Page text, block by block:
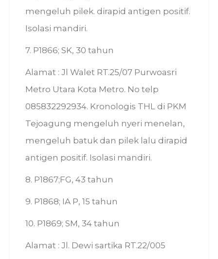
mengeluh pilek. dirapid antigen positif.
Isolasi mandiri.
7. P1866; SK, 30 tahun
Alamat : Jl Walet RT.25/07 Purwoasri
Metro Utara Kota Metro. No telp
085832292934. Kronologis THL di PKM
Tejoagung mengeluh nyeri menelan,
mengeluh batuk dan pilek lalu dirapid
antigen positif. Isolasi mandiri.
8. P1867;FG, 43 tahun
9. P1868; IA P, 15 tahun
10. P1869; SM, 34 tahun
Alamat : Jl. Dewi sartika RT.22/005